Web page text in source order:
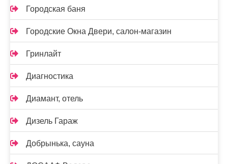
Городская баня
Городские Окна Двери, салон-магазин
Гринлайт
Диагностика
Диамант, отель
Дизель Гараж
Добрынька, сауна